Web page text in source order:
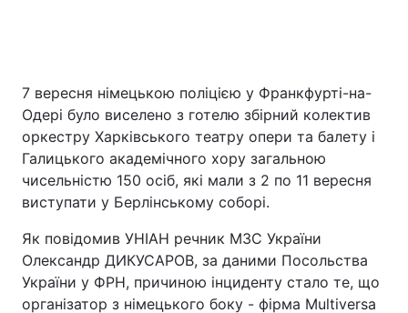
7 вересня німецькою поліцією у Франкфурті-на-
Одері було виселено з готелю збірний колектив
оркестру Харківського театру опери та балету і
Галицького академічного хору загальною
чисельністю 150 осіб, які мали з 2 по 11 вересня
виступати у Берлінському соборі.
Як повідомив УНІАН речник МЗС України
Олександр ДИКУСАРОВ, за даними Посольства
України у ФРН, причиною інциденту стало те, що
організатор з німецького боку - фірма Multiversa